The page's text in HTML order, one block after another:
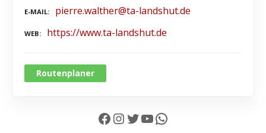
E-MAIL pierre.walther@ta-landshut.de
WEB https://www.ta-landshut.de
Routenplaner
Facebook InstagramTwitter YouTube WhatsApp